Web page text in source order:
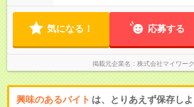
気になる！ 応募する
掲載元企業名 株式会社マイワーク
興味のあるバイト は、とりあえず保存し